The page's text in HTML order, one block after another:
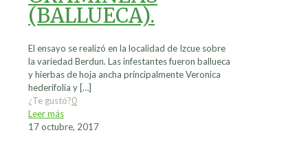
(BALLUECA).
El ensayo se realizó en la localidad de Izcue sobre
la variedad Berdun. Las infestantes fueron ballueca
y hierbas de hoja ancha principalmente Veronica
hederifolia y […]
¿Te gustó?0
Leer más
17 octubre, 2017